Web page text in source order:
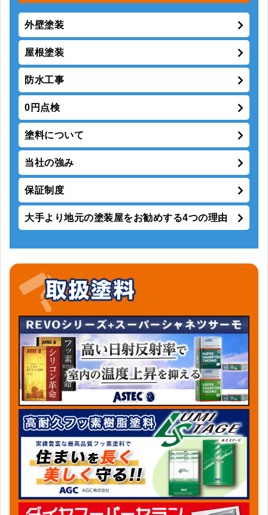
外壁塗装
屋根塗装
防水工事
0円点検
塗料について
当社の強み
保証制度
大手より地元の塗装屋をお勧めする4つの理由